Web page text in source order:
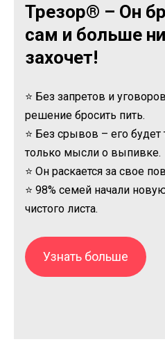
Трезор® – Он
сам и больше
захочет!
⭐ Без запретов и
решение бросить пить.
⭐ Без срывов – его
только мысли о выпивке.
⭐ Он раскается за свое
⭐ 98% семей начали
чистого листа.
Узнать больше